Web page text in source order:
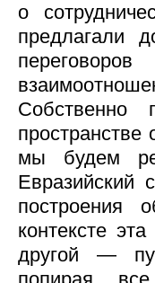
о
предлагали
Собственно
мы будем
Евразийский
построения
контексте
другой —